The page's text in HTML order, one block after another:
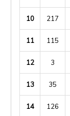
10 217
11 115
12 3
13 35
14 126